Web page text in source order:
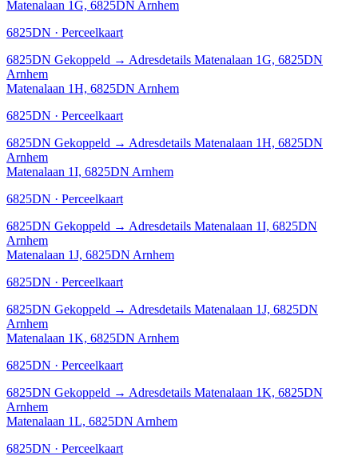
Matenalaan 1G, 6825DN Arnhem
6825DN · Perceelkaart
6825DN Gekoppeld → Adresdetails Matenalaan 1G, 6825DN
Arnhem
Matenalaan 1H, 6825DN Arnhem
6825DN · Perceelkaart
6825DN Gekoppeld → Adresdetails Matenalaan 1H, 6825DN
Arnhem
Matenalaan 1I, 6825DN Arnhem
6825DN · Perceelkaart
6825DN Gekoppeld → Adresdetails Matenalaan 1I, 6825DN
Arnhem
Matenalaan 1J, 6825DN Arnhem
6825DN · Perceelkaart
6825DN Gekoppeld → Adresdetails Matenalaan 1J, 6825DN
Arnhem
Matenalaan 1K, 6825DN Arnhem
6825DN · Perceelkaart
6825DN Gekoppeld → Adresdetails Matenalaan 1K, 6825DN
Arnhem
Matenalaan 1L, 6825DN Arnhem
6825DN · Perceelkaart